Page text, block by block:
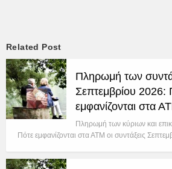
Related Post
Πληρωμή των
Σεπτεμβρίου 2026:
εμφανίζονται στα
Πληρωμή των κύριων και
Πότε εμφανίζονται στα ΑΤΜ οι συντάξεις